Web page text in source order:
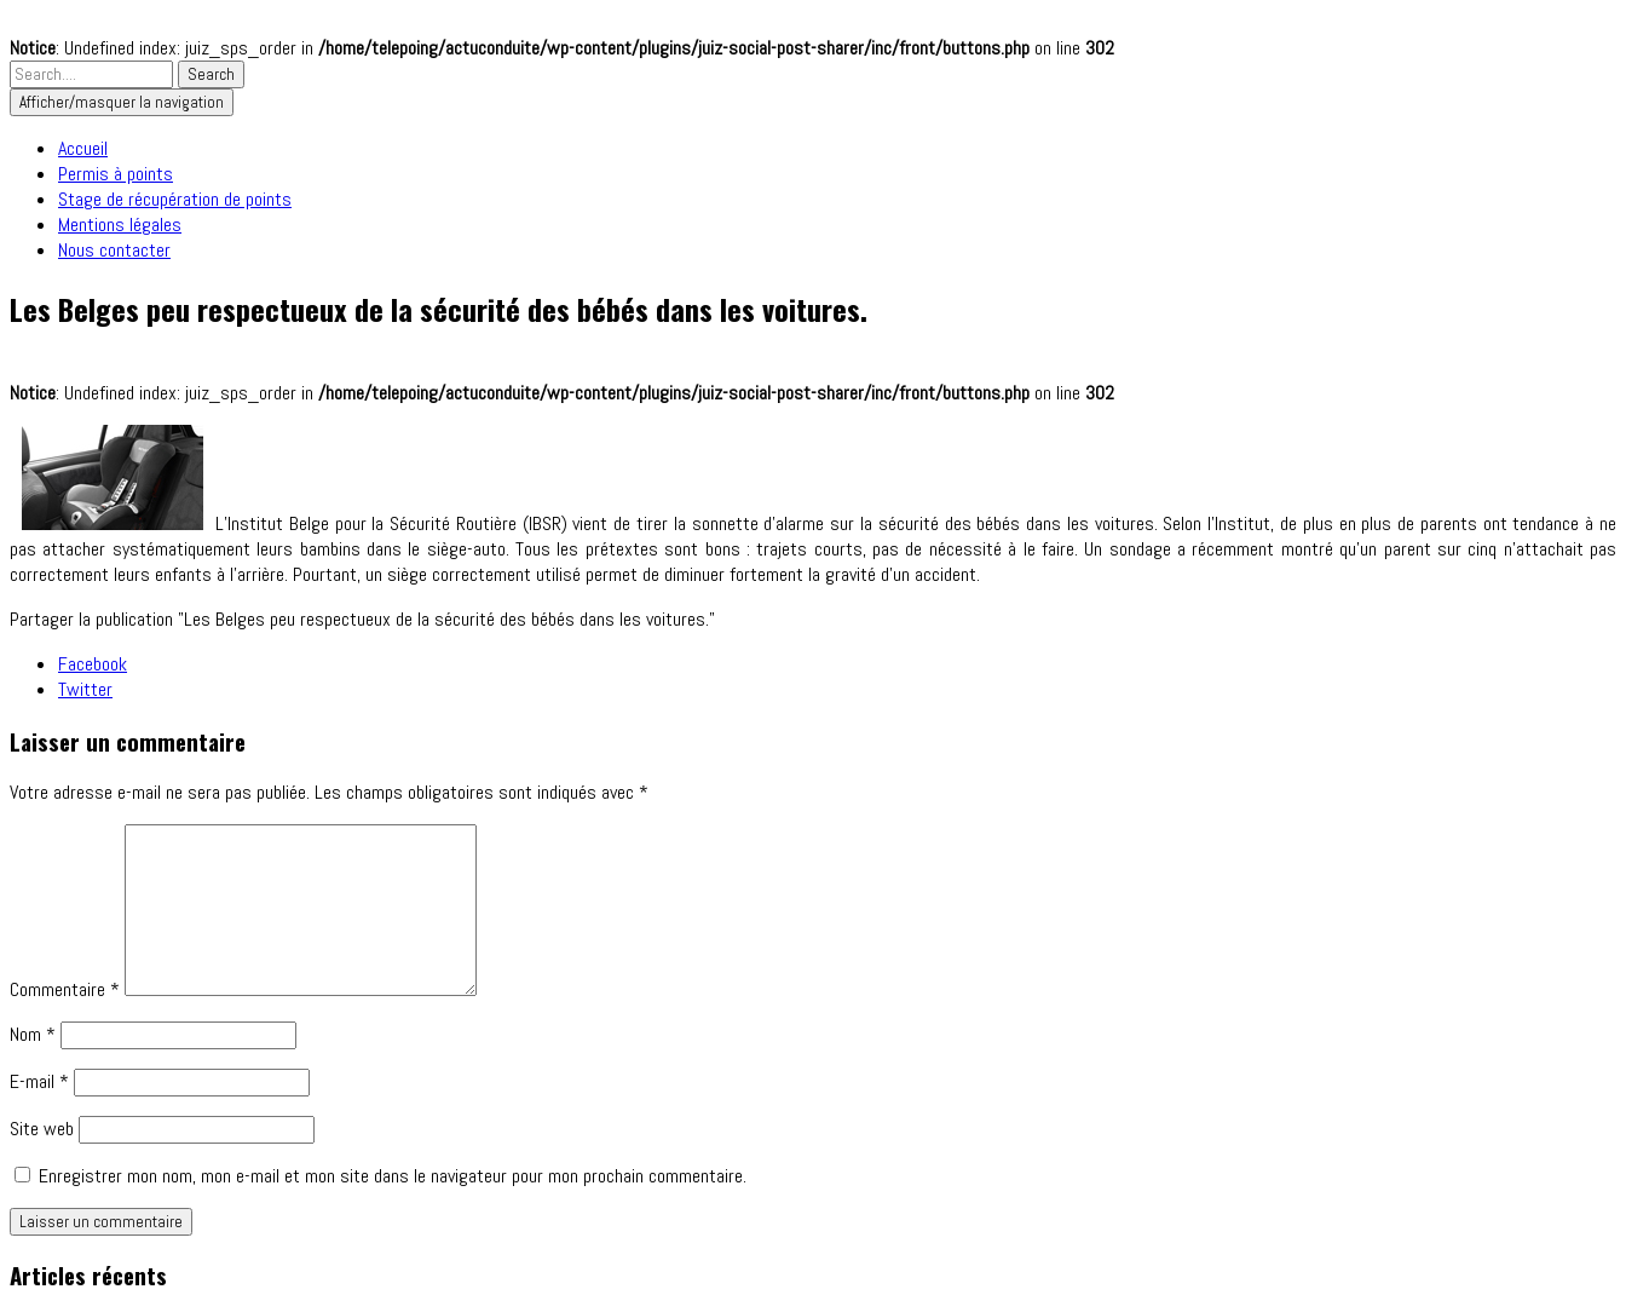
Notice: Undefined index: juiz_sps_order in /home/telepoing/actuconduite/wp-content/plugins/juiz-social-post-sharer/inc/front/buttons.php on line 302
Afficher/masquer la navigation
Accueil
Permis à points
Stage de récupération de points
Mentions légales
Nous contacter
Les Belges peu respectueux de la sécurité des bébés dans les voitures.
Notice: Undefined index: juiz_sps_order in /home/telepoing/actuconduite/wp-content/plugins/juiz-social-post-sharer/inc/front/buttons.php on line 302
L’Institut Belge pour la Sécurité Routière (IBSR) vient de tirer la sonnette d’alarme sur la sécurité des bébés dans les voitures. Selon l’Institut, de plus en plus de parents ont tendance à ne
pas attacher systématiquement leurs bambins dans le siège-auto. Tous les prétextes sont bons : trajets courts, pas de nécessité à le faire. Un sondage a récemment montré qu’un parent sur cinq n’attachait pas
correctement leurs enfants à l’arrière. Pourtant, un siège correctement utilisé permet de diminuer fortement la gravité d’un accident.
Partager la publication "Les Belges peu respectueux de la sécurité des bébés dans les voitures."
Facebook
Twitter
Laisser un commentaire
Votre adresse e-mail ne sera pas publiée. Les champs obligatoires sont indiqués avec *
Commentaire *
Nom *
E-mail *
Site web
Enregistrer mon nom, mon e-mail et mon site dans le navigateur pour mon prochain commentaire.
Articles récents